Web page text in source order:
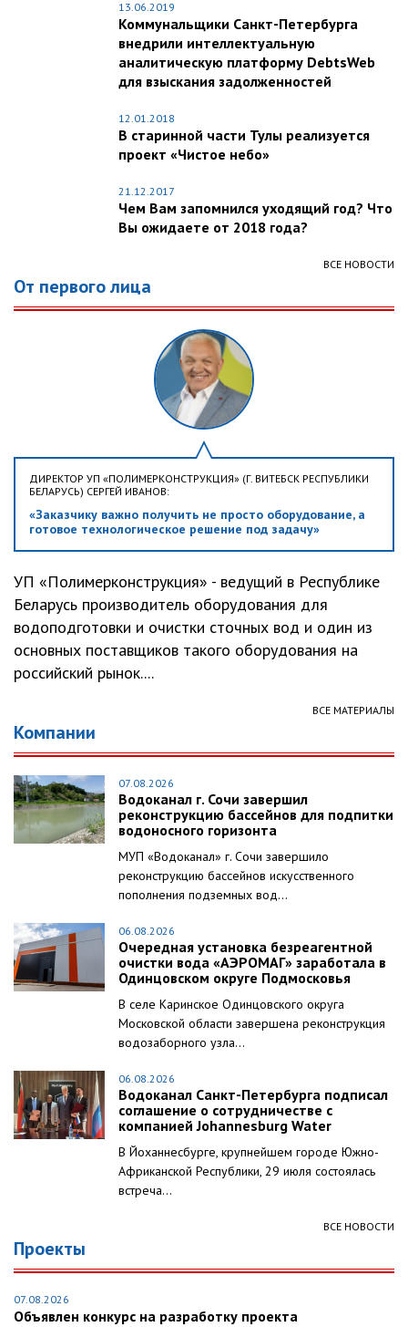
13.06.2019
Коммунальщики Санкт-Петербурга
внедрили интеллектуальную
аналитическую платформу DebtsWeb
для взыскания задолженностей
12.01.2018
В старинной части Тулы реализуется
проект «Чистое небо»
21.12.2017
Чем Вам запомнился уходящий год? Что
Вы ожидаете от 2018 года?
ВСЕ НОВОСТИ
От первого лица
ДИРЕКТОР УП «ПОЛИМЕРКОНСТРУКЦИЯ» (Г. ВИТЕБСК РЕСПУБЛИКИ
БЕЛАРУСЬ) СЕРГЕЙ ИВАНОВ:
«Заказчику важно получить не просто оборудование, а
готовое технологическое решение под задачу»
УП «Полимерконструкция» - ведущий в Республике
Беларусь производитель оборудования для
водоподготовки и очистки сточных вод и один из
основных поставщиков такого оборудования на
российский рынок....
ВСЕ МАТЕРИАЛЫ
Компании
07.08.2026
Водоканал г. Сочи завершил
реконструкцию бассейнов для подпитки
водоносного горизонта
МУП «Водоканал» г. Сочи завершило
реконструкцию бассейнов искусственного
пополнения подземных вод...
06.08.2026
Очередная установка безреагентной
очистки вода «АЭРОМАГ» заработала в
Одинцовском округе Подмосковья
В селе Каринское Одинцовского округа
Московской области завершена реконструкция
водозаборного узла...
06.08.2026
Водоканал Санкт-Петербурга подписал
соглашение о сотрудничестве с
компанией Johannesburg Water
В Йоханнесбурге, крупнейшем городе Южно-
Африканской Республики, 29 июля состоялась
встреча...
ВСЕ НОВОСТИ
Проекты
07.08.2026
Объявлен конкурс на разработку проекта